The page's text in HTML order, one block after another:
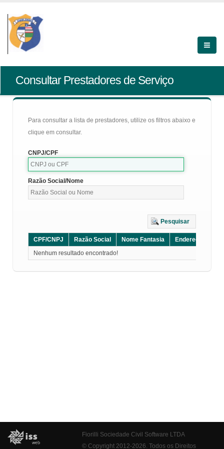
Consultar Prestadores de Serviço
Para consultar a lista de prestadores, utilize os filtros abaixo e
clique em consultar.
CNPJ/CPF
Razão Social/Nome
Pesquisar
CPF/CNPJ Razão Social Nome Fantasia Endereço
Nenhum resultado encontrado!
Fiorilli Sociedade Civil Software LTDA
© Copyright 2012-2026. Todos os Direitos